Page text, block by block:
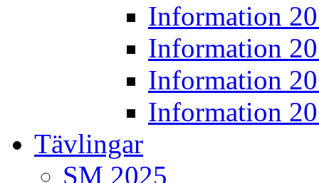
Information
Information
Information
Information
Tävlingar
SM 2025